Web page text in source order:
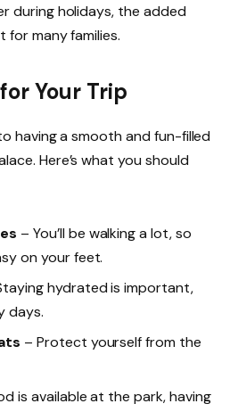
during holidays, the added
for many families.
Your Trip
having a smooth and fun-filled
Here’s what you should
– You’ll be walking a lot, so
on your feet.
hydrated is important,
days.
– Protect yourself from the
is available at the park, having